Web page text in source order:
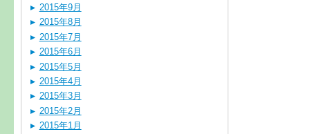
2015年9月
2015年8月
2015年7月
2015年6月
2015年5月
2015年4月
2015年3月
2015年2月
2015年1月